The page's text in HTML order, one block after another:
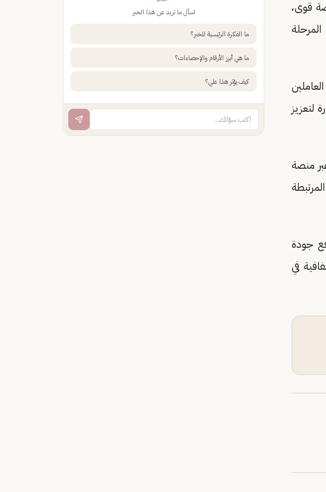
قوى،
على أن تستكمل المرحلة
لتعزيز
منصة
جودة
في
اسأل ما تريد عن هذا الخبر
ما الفكرة الرئيسية للخبر؟
ما هي أبرز الأرقام والإحصاءات؟
كيف يؤثر هذا علي؟